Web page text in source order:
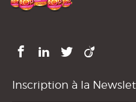
Inscription à la